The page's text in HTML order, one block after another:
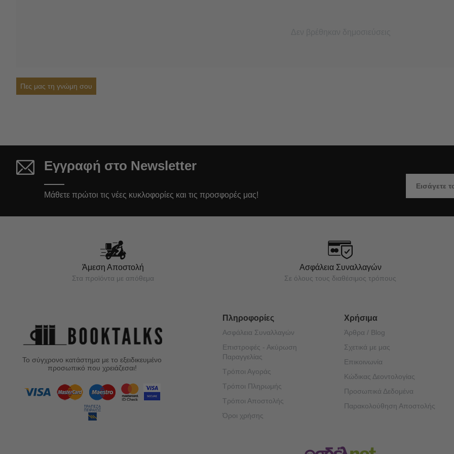
Πες μας τη γνώμη σου
Εγγραφή στο Newsletter
Μάθετε πρώτοι τις νέες κυκλοφορίες και τις προσφορές μας!
Άμεση Αποστολή
Στα προϊόντα με απόθεμα
Ασφάλεια Συναλλαγών
Σε όλους τους διαθέσιμος τρόπους
Το σύγχρονο κατάστημα με το εξειδικευμένο
προσωπικό που χρειάζεσαι!
Πληροφορίες
Ασφάλεια Συναλλαγών
Επιστροφές - Ακύρωση
Παραγγελίας
Τρόποι Αγοράς
Τρόποι Πληρωμής
Τρόποι Αποστολής
Όροι χρήσης
Χρήσιμα
Άρθρα / Blog
Σχετικά με μας
Επικοινωνία
Κώδικας Δεοντολογίας
Προσωπικά Δεδομένα
Παρακολούθηση Αποστολής